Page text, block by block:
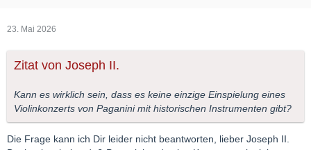
23. Mai 2026
Zitat von Joseph II.
Kann es wirklich sein, dass es keine einzige Einspielung eines
Violinkonzerts von Paganini mit historischen Instrumenten gibt?
Die Frage kann ich Dir leider nicht beantworten, lieber Joseph II.